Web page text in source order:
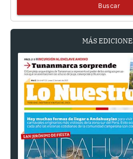
Buscar
MÁS